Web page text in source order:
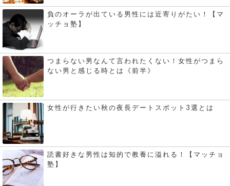
負のオーラが出ている男性には近寄りがたい！【マ
ッチョ塾】
つまらない男なんて言われたくない！女性がつまら
ない男と感じる時とは《前半》
女性が行きたい秋の夜長デートスポット3選とは
読書好きな男性は知的で教養に溢れる！【マッチョ
塾】